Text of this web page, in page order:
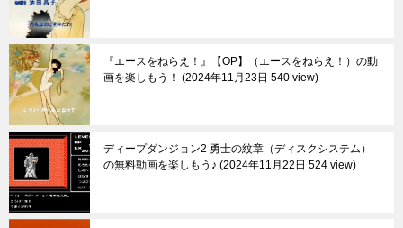
『エースをねらえ！』【OP】（エースをねらえ！）の動
画を楽しもう！
2024年11月23日 540 view
ディープダンジョン2 勇士の紋章（ディスクシステム）
の無料動画を楽しもう♪ 2024年11月22日 524 view